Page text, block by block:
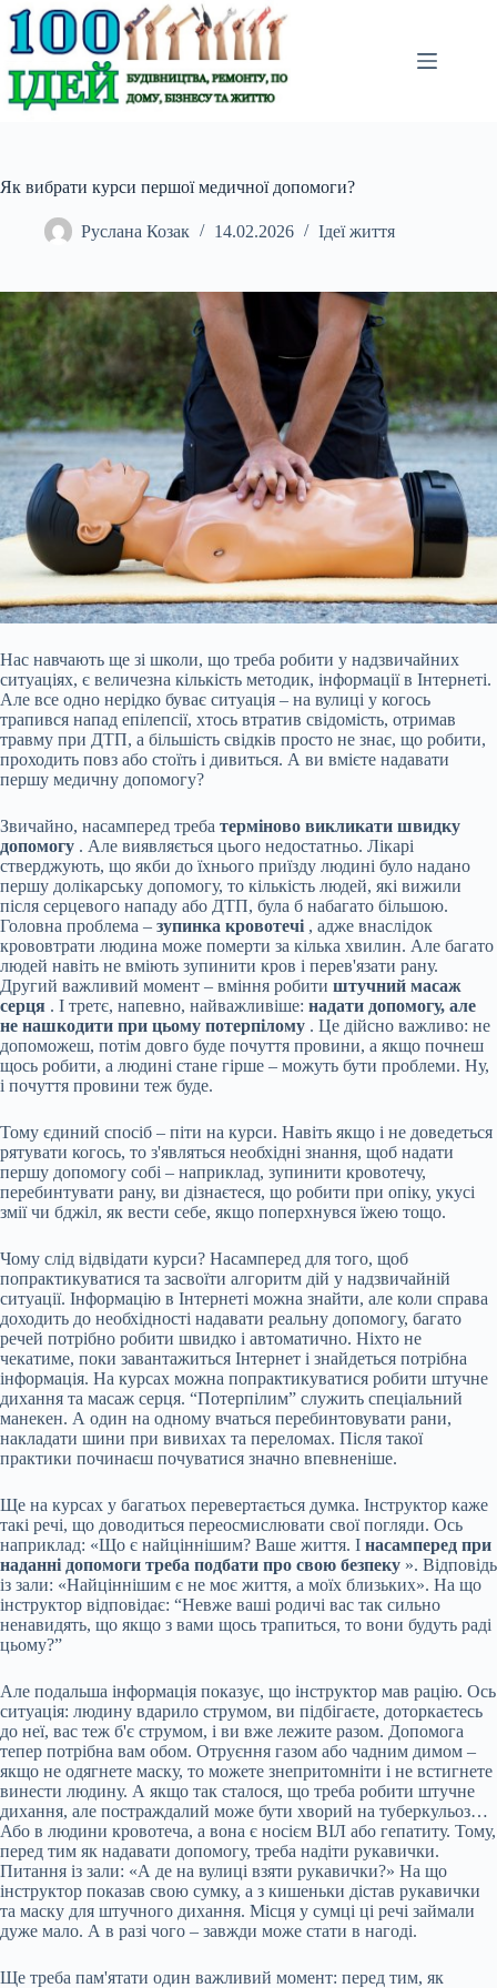
Перейти
до
вмісту
Як вибрати курси першої медичної допомоги?
Руслана Козак 14.02.2026 Ідеї життя
Нас навчають ще зі школи, що треба робити у надзвичайних
ситуаціях, є величезна кількість методик, інформації в Інтернеті.
Але все одно нерідко буває ситуація – на вулиці у когось
трапився напад епілепсії, хтось втратив свідомість, отримав
травму при ДТП, а більшість свідків просто не знає, що робити,
проходить повз або стоїть і дивиться. А ви вмієте надавати
першу медичну допомогу?
Звичайно, насамперед треба терміново викликати швидку
допомогу . Але виявляється цього недостатньо. Лікарі
стверджують, що якби до їхнього приїзду людині було надано
першу долікарську допомогу, то кількість людей, які вижили
після серцевого нападу або ДТП, була б набагато більшою.
Головна проблема – зупинка кровотечі , адже внаслідок
крововтрати людина може померти за кілька хвилин. Але багато
людей навіть не вміють зупинити кров і перев'язати рану.
Другий важливий момент – вміння робити штучний масаж
серця . І третє, напевно, найважливіше: надати допомогу, але
не нашкодити при цьому потерпілому . Це дійсно важливо: не
допоможеш, потім довго буде почуття провини, а якщо почнеш
щось робити, а людині стане гірше – можуть бути проблеми. Ну,
і почуття провини теж буде.
Тому єдиний спосіб – піти на курси. Навіть якщо і не доведеться
рятувати когось, то з'являться необхідні знання, щоб надати
першу допомогу собі – наприклад, зупинити кровотечу,
перебинтувати рану, ви дізнаєтеся, що робити при опіку, укусі
змії чи бджіл, як вести себе, якщо поперхнувся їжею тощо.
Чому слід відвідати курси? Насамперед для того, щоб
попрактикуватися та засвоїти алгоритм дій у надзвичайній
ситуації. Інформацію в Інтернеті можна знайти, але коли справа
доходить до необхідності надавати реальну допомогу, багато
речей потрібно робити швидко і автоматично. Ніхто не
чекатиме, поки завантажиться Інтернет і знайдеться потрібна
інформація. На курсах можна попрактикуватися робити штучне
дихання та масаж серця. “Потерпілим” служить спеціальний
манекен. А один на одному вчаться перебинтовувати рани,
накладати шини при вивихах та переломах. Після такої
практики починаєш почуватися значно впевненіше.
Ще на курсах у багатьох перевертається думка. Інструктор каже
такі речі, що доводиться переосмислювати свої погляди. Ось
наприклад: «Що є найціннішим? Ваше життя. І насамперед при
наданні допомоги треба подбати про свою безпеку ». Відповідь
із зали: «Найціннішим є не моє життя, а моїх близьких». На що
інструктор відповідає: “Невже ваші родичі вас так сильно
ненавидять, що якщо з вами щось трапиться, то вони будуть раді
цьому?”
Але подальша інформація показує, що інструктор мав рацію. Ось
ситуація: людину вдарило струмом, ви підбігаєте, доторкаєтесь
до неї, вас теж б'є струмом, і ви вже лежите разом. Допомога
тепер потрібна вам обом. Отруєння газом або чадним димом –
якщо не одягнете маску, то можете знепритомніти і не встигнете
винести людину. А якщо так сталося, що треба робити штучне
дихання, але постраждалий може бути хворий на туберкульоз…
Або в людини кровотеча, а вона є носієм ВІЛ або гепатиту. Тому,
перед тим як надавати допомогу, треба надіти рукавички.
Питання із зали: «А де на вулиці взяти рукавички?» На що
інструктор показав свою сумку, а з кишеньки дістав рукавички
та маску для штучного дихання. Місця у сумці ці речі займали
дуже мало. А в разі чого – завжди може стати в нагоді.
Ще треба пам'ятати один важливий момент: перед тим, як